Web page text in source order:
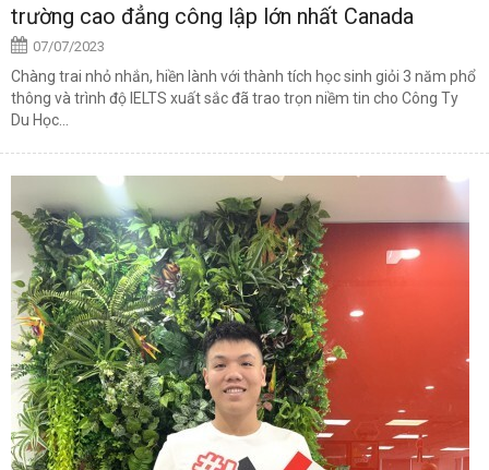
trường cao đẳng công lập lớn nhất Canada
07/07/2023
Chàng trai nhỏ nhắn, hiền lành với thành tích học sinh giỏi 3 năm phổ
thông và trình độ IELTS xuất sắc đã trao trọn niềm tin cho Công Ty
Du Học...